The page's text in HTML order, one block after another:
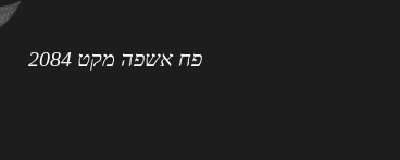
פח אשפה מקט 2084